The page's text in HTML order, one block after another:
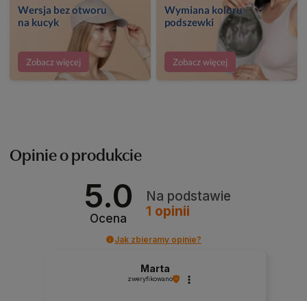
Wersja bez otworu
na kucyk
Zobacz więcej
Wymiana koloru
podszewki
Zobacz więcej
Opinie o produkcie
5.0
Ocena
Na podstawie
1 opinii
Jak zbieramy opinie?
Marta
zweryfikowano